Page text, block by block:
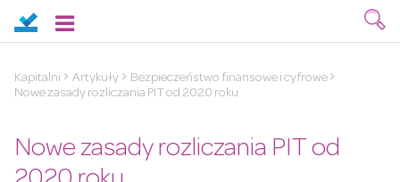
Kapitalni Artykuły
Bezpieczeństwo finansowe i cyfrowe
Nowe zasady rozliczania PIT od 2020 roku
Nowe zasady rozliczania PIT od